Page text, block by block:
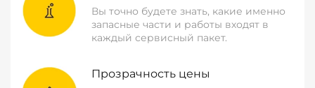
Вы точно будете знать, какие именно
запасные части и работы входят в
каждый сервисный пакет.
Прозрачность цены